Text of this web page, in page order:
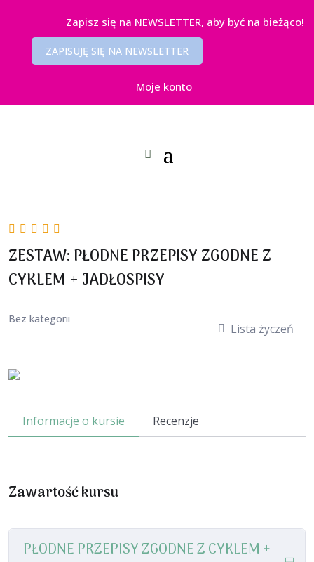
Zapisz się na NEWSLETTER, aby być na bieżąco!
ZAPISUJĘ SIĘ NA NEWSLETTER
Moje konto
ZESTAW: PŁODNE PRZEPISY ZGODNE Z
CYKLEM + JADŁOSPISY
Bez kategorii
Lista życzeń
Informacje o kursie Recenzje
Zawartość kursu
PŁODNE PRZEPISY ZGODNE Z CYKLEM +